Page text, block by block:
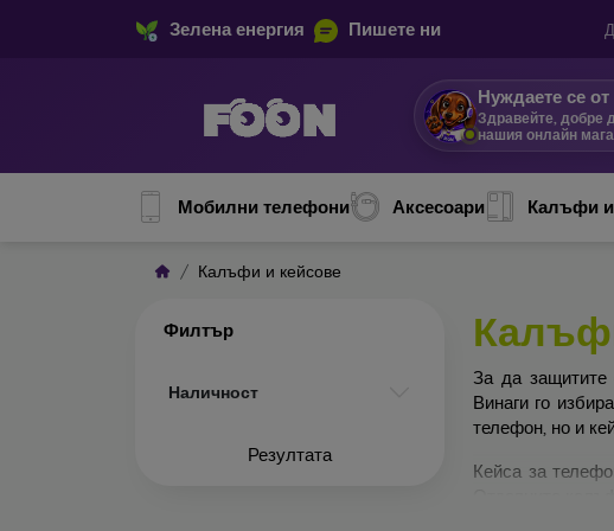
Зелена енергия Пишете ни
Нуждаете се
Здравейте, добре
нашия онлайн
Мобилни телефони Аксесоари Калъфи и
Калъфи и кейсове
Филтър
Наличност
Резултата
За да защитите
Винаги го
телефон, но и
Кейса за